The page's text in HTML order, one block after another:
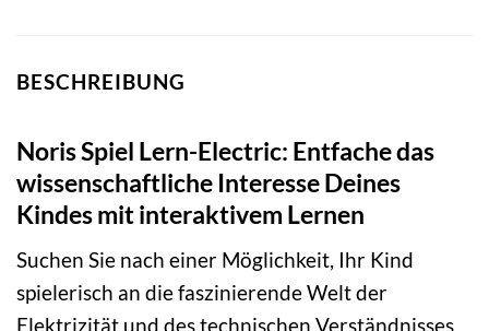
BESCHREIBUNG
Noris Spiel Lern-Electric: Entfache das
wissenschaftliche Interesse Deines
Kindes mit interaktivem Lernen
Suchen Sie nach einer Möglichkeit, Ihr Kind
spielerisch an die faszinierende Welt der
Elektrizität und des technischen Verständnisses